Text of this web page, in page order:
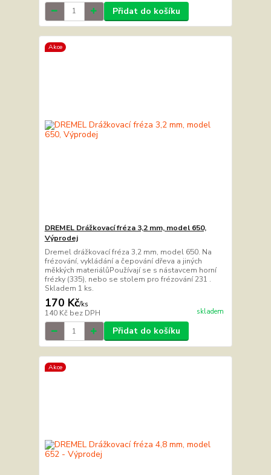
Přidat do košíku
Akce
DREMEL Drážkovací fréza 3,2 mm, model 650,
Výprodej
Dremel drážkovací fréza 3,2 mm, model 650. Na
frézování, vykládání a čepování dřeva a jiných
měkkých materiálůPoužívají se s nástavcem horní
frézky (335), nebo se stolem pro frézování 231 .
Skladem 1 ks.
170 Kč/ks
140 Kč bez DPH skladem
Přidat do košíku
Akce